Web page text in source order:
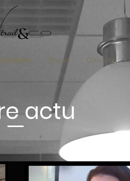
Actualités Stages Contacts
actu